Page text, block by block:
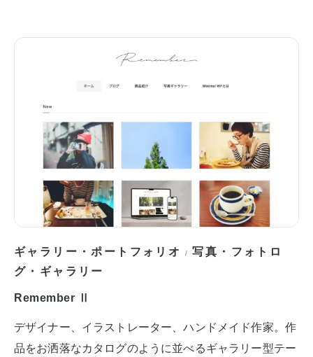
ギャラリー・ポートフォリオ /写真・フォトロ
グ・ギャラリー
Remember Ⅱ
デザイナー、イラストレーター、ハンドメイド作家。作
品をお洒落なカタログのように並べるギャラリー型テー